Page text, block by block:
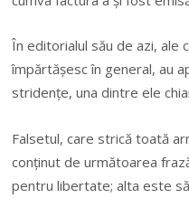
În editorialul său de azi, ale
împărtășesc în general, au
stridențe, una dintre ele
Falsetul, care strică toată
conținut de următoarea
pentru libertate; alta este